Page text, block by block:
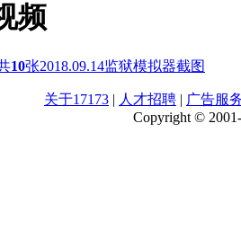
频
10张2018.09.14监狱模拟器截图
关于17173 | 人才招聘 | 广告服
Copyright ©